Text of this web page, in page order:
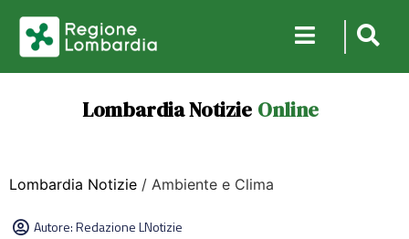
Lombardia Notizie Online
Lombardia Notizie / Ambiente e Clima
Autore:Redazione LNotizie